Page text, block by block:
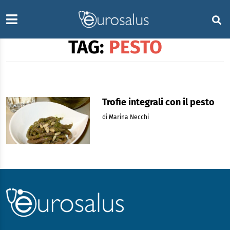
TAG: PESTO
Trofie integrali con il pesto
di Marina Necchi